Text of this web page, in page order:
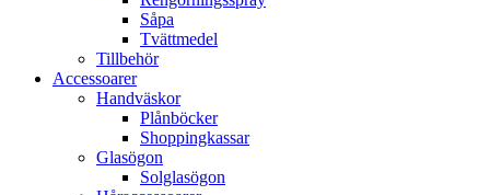
Såpa
Tvättmedel
Tillbehör
Accessoarer
Handväskor
Plånböcker
Shoppingkassar
Glasögon
Solglasögon